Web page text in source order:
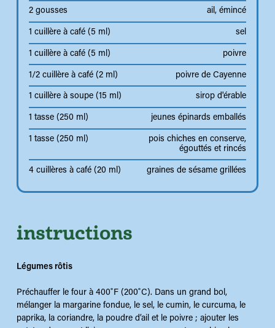
2 gousses ail, émincé
1 cuillère à café (5 ml) sel
1 cuillère à café (5 ml) poivre
1/2 cuillère à café (2 ml) poivre de Cayenne
1 cuillère à soupe (15 ml) sirop d'érable
1 tasse (250 ml) jeunes épinards emballés
1 tasse (250 ml)
pois chiches en conserve,
égouttés et rincés
4 cuillères à café (20 ml) graines de sésame grillées
instructions
Légumes rôtis
Préchauffer le four à 400˚F (200˚C). Dans un grand bol,
mélanger la margarine fondue, le sel, le cumin, le curcuma, le
paprika, la coriandre, la poudre d’ail et le poivre ; ajouter les